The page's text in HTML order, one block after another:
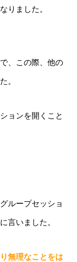
りました。
、この際、他の
。
ョンを開くこと
ループセッショ
言いました。
無理なことをは